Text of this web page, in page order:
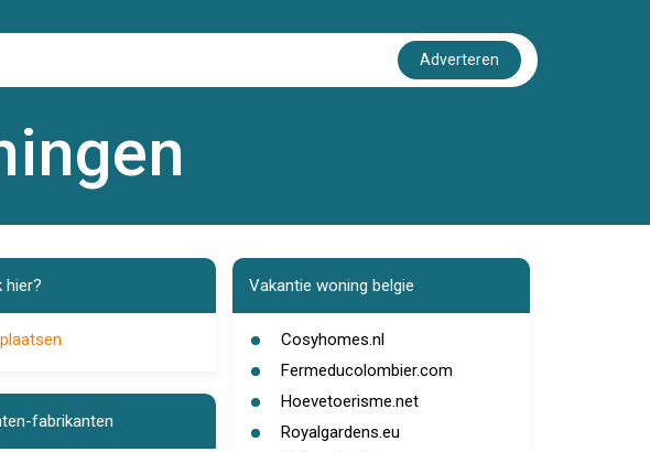
Adverteren
hier?
fabrikanten
Vakantie woning belgie
Cosyhomes.nl
Fermeducolombier.com
Hoevetoerisme.net
Royalgardens.eu